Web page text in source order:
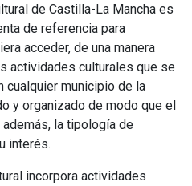
de Castilla-La Mancha es
de referencia para
acceder, de una manera
actividades culturales que se
cualquier municipio de la
y organizado de modo que el
además, la tipología de
interés.
incorpora actividades